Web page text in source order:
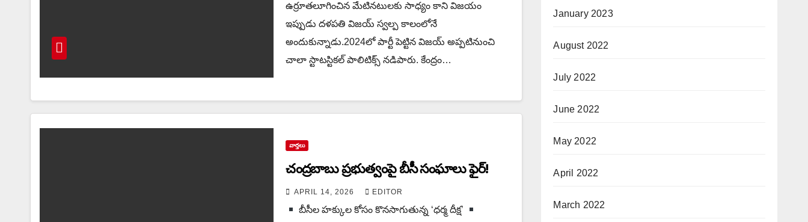
ఉర్రూత‌లూగించిన మేటిన‌టులకు సాధ్యం కాని విజ‌యం
ఇప్పుడు ద‌ళ‌ప‌తి విజ‌య్ స్వ‌ల్ప కాలంలోనే
అందుకున్నాడు.2024లో పార్టీ పెట్టిన విజయ్ అప్ప‌టినుంచి
చాలా స్టాట‌స్టిక‌ల్ పాలిటిక్స్ న‌డిపారు. కేంద్రం…
వార్త‌లు
చంద్రబాబు ప్రభుత్వంపై బీసీ సంఘాలు ఫైర్!
APRIL 14, 2026 EDITOR
బీసీల హక్కుల కోసం కొన‌సాగుతున్న‌ ‘ధర్మ దీక్ష’
January 2023
August 2022
July 2022
June 2022
May 2022
April 2022
March 2022